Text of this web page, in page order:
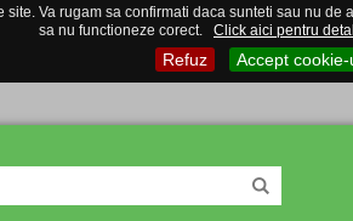
Va rugam sa confirmati daca sunteti sau nu
sa nu functioneze corect.
Click aici pentru
Refuz Accept cookie-